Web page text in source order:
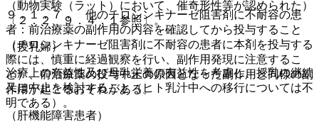
（動物実験（ラット）において、催奇形性等が認められた）
〔２．２、９．４．１参照〕。
（授乳婦）
治療上の有益性及び母乳栄養の有益性を考慮し、授乳の継続
又は中止を検討すること（ヒト乳汁中への移行については不
明である）。
９．１．７． 他のチロシンキナーゼ阻害剤に不耐容の患
者：前治療薬の副作用の内容を確認してから投与すること
（チロシンキナーゼ阻害剤に不耐容の患者に本剤を投与する
際には、慎重に経過観察を行い、副作用発現に注意するこ
と）、前治療薬の投与中止の原因となった副作用と同様の副
作用が起こるおそれがある。
（肝機能障害患者）